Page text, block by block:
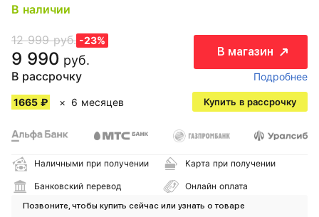
В наличии
12 999 руб. -23%
9 990 руб.
В магазин
В рассрочку Подробнее
1665 ₽ 6 месяцев Купить в рассрочку
Наличными при получении Карта при получении
Банковский перевод Онлайн оплата
Позвоните, чтобы купить сейчас или узнать о товаре